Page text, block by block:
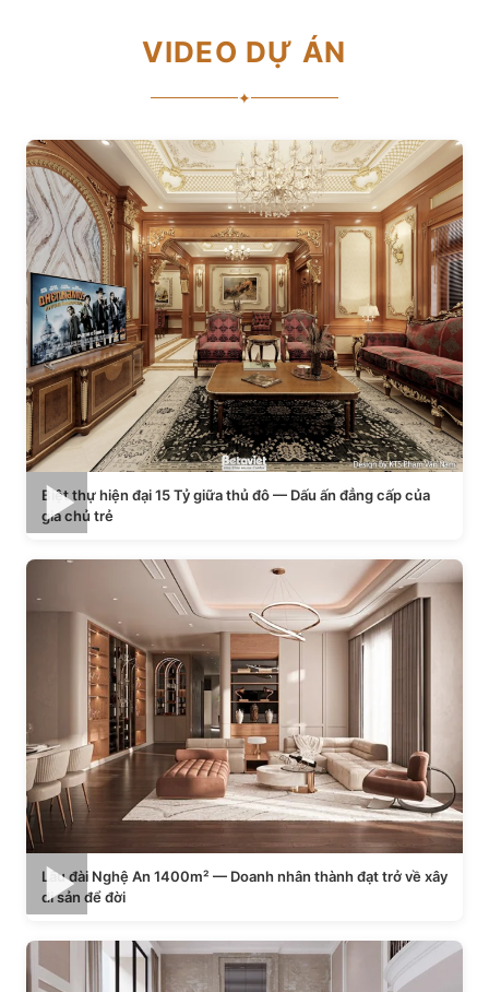
VIDEO DỰ ÁN
✦
Biệt thự hiện đại 15 Tỷ giữa thủ đô — Dấu ấn đẳng cấp của
gia chủ trẻ
Lâu đài Nghệ An 1400m² — Doanh nhân thành đạt trở về xây
di sản để đời